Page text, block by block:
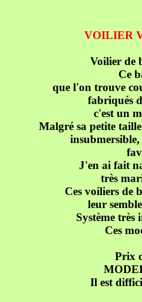
VOILIER
Voilier de
Ce
que l'on trouve
fabriqués
c'est un
Malgré sa petite
J'en ai fait
très
Ces voiliers de
leur
Système
Ces
Prix
Il est